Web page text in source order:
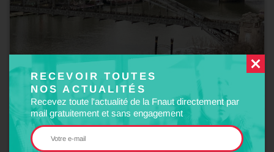
RECEVOIR TOUTES
NOS ACTUALITÉS
Recevez toute l'actualité de la Fnaut directement par
mail gratuitement et sans engagement